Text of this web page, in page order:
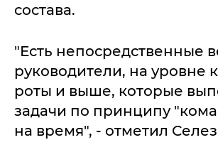
состава.
"Есть непосредственные
руководители, на уровне
роты и выше, которые
задачи по принципу
на время", - отметил